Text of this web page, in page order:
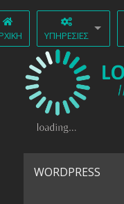
ΥΠΗΡΕΣΊΕΣ
WORDPRESS